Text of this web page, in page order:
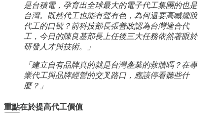
是台積電，孕育出全球最大的電子代工集團的也是
台灣。既然代工也能有聲有色，為何還要高喊擺脫
代工的口號？前科技部長張善政認為台灣適合代
工，今日的陳良基部長上任後三大任務依然著眼於
研發人才與技術。」
「建立自有品牌真的就是台灣產業的救贖嗎？在專
業代工與品牌經營的交叉路口，應該停看聽些什
麼？」
重點在於提高代工價值